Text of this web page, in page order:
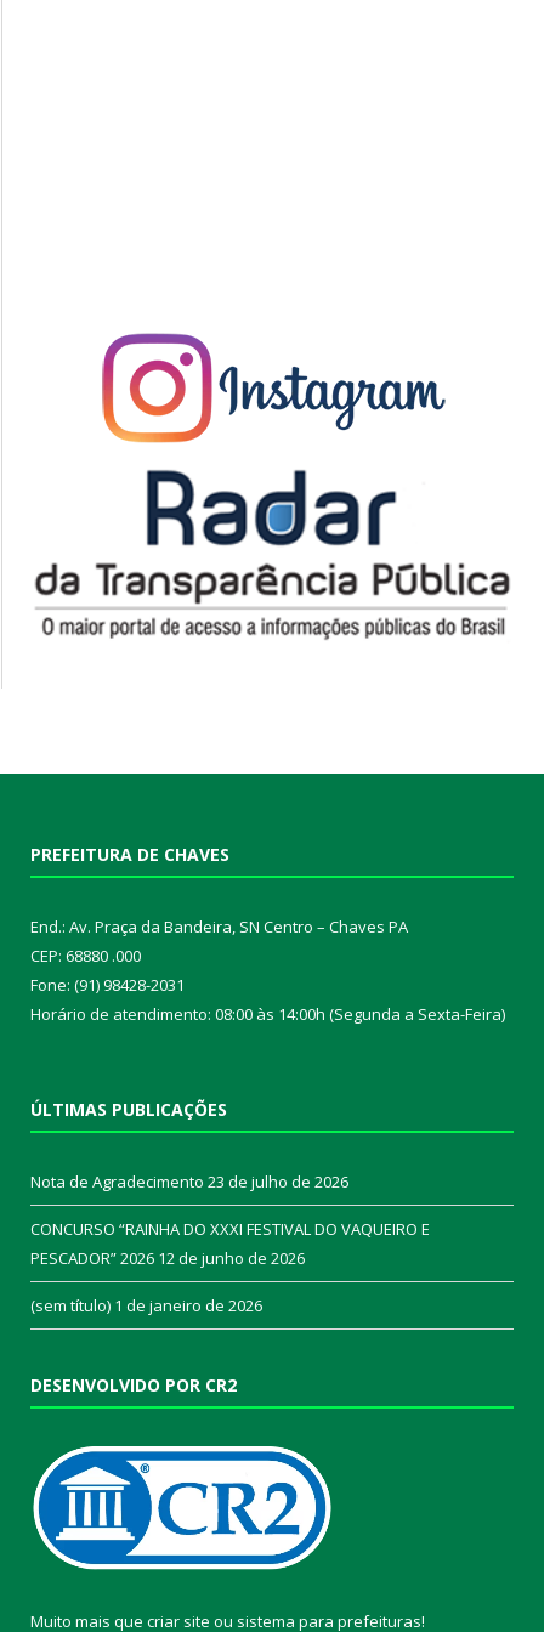
PREFEITURA DE CHAVES
End.: Av. Praça da Bandeira, SN Centro – Chaves PA
CEP: 68880 .000
Fone: (91) 98428-2031
Horário de atendimento: 08:00 às 14:00h (Segunda a Sexta-Feira)
ÚLTIMAS PUBLICAÇÕES
Nota de Agradecimento 23 de julho de 2026
CONCURSO “RAINHA DO XXXI FESTIVAL DO VAQUEIRO E
PESCADOR” 2026 12 de junho de 2026
(sem título) 1 de janeiro de 2026
DESENVOLVIDO POR CR2
Muito mais que criar site ou sistema para prefeituras!